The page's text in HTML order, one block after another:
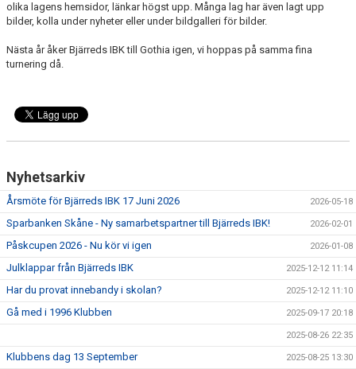
olika lagens hemsidor, länkar högst upp. Många lag har även lagt upp
bilder, kolla under nyheter eller under bildgalleri för bilder.
Nästa år åker Bjärreds IBK till Gothia igen, vi hoppas på samma fina
turnering då.
Nyhetsarkiv
Årsmöte för Bjärreds IBK 17 Juni 2026 2026-05-18
Sparbanken Skåne - Ny samarbetspartner till Bjärreds IBK! 2026-02-01
Påskcupen 2026 - Nu kör vi igen 2026-01-08
Julklappar från Bjärreds IBK 2025-12-12 11:14
Har du provat innebandy i skolan? 2025-12-12 11:10
Gå med i 1996 Klubben 2025-09-17 20:18
2025-08-26 22:35
Klubbens dag 13 September 2025-08-25 13:30